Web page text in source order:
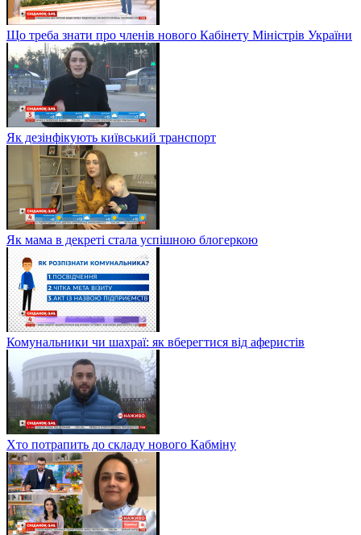
Що треба знати про членів нового Кабінету Міністрів України
Як дезінфікують київський транспорт
Як мама в декреті стала успішною блогеркою
Комунальники чи шахраї: як вберегтися від аферистів
Хто потрапить до складу нового Кабміну